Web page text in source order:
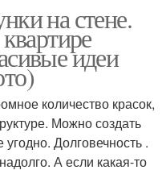
на стене.
идеи
количество красок,
Можно создать
Долговечность .
А если какая-то